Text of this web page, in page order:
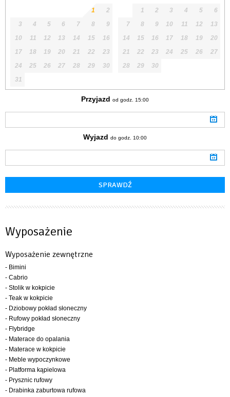
1
2
3
4 5 6 7 8
9
10
11 12 13 14 15
16
17
18 19 20 21 22
23
24
25 26 27 28 29
30
31
1 2 3 4 5
6
7
8 9 10 11 12
13
14
15 16 17 18 19
20
21
22 23 24 25 26
27
28
29 30
Przyjazd od godz. 15:00
Wyjazd do godz. 10:00
Wyposażenie
Wyposażenie zewnętrzne
- Bimini
- Cabrio
- Stolik w kokpicie
- Teak w kokpicie
- Dziobowy pokład słoneczny
- Rufowy pokład słoneczny
- Flybridge
- Materace do opalania
- Materace w kokpicie
- Meble wypoczynkowe
- Platforma kąpielowa
- Prysznic rufowy
- Drabinka zaburtowa rufowa